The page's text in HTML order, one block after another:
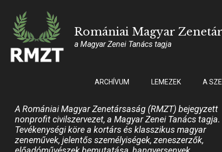
Romániai Magyar
a Magyar Zenei Tanács tagja
ARCHÍVUM LEMEZEK A
A Romániai Magyar Zenetársaság (RMZT) bejegyzett
nonprofit civilszervezet, a Magyar Zenei Tanács tagja.
Tevékenységi köre a kortárs és klasszikus magyar
zeneművek, jelentős személyiségek, zeneszerzők,